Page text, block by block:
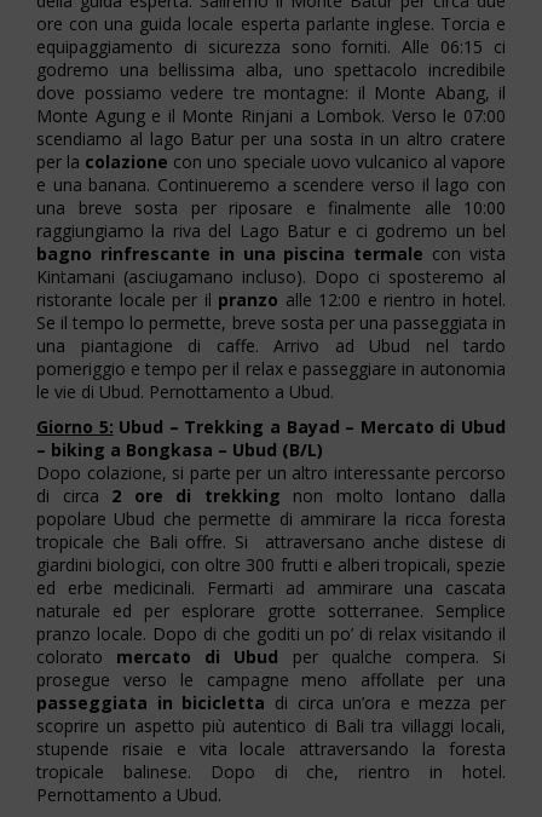
ore con una guida locale esperta parlante inglese. Torcia e
equipaggiamento di sicurezza sono forniti. Alle 06:15 ci
godremo una bellissima alba, uno spettacolo incredibile
dove possiamo vedere tre montagne: il Monte Abang, il
Monte Agung e il Monte Rinjani a Lombok. Verso le 07:00
scendiamo al lago Batur per una sosta in un altro cratere
per la colazione con uno speciale uovo vulcanico al vapore
e una banana. Continueremo a scendere verso il lago con
una breve sosta per riposare e finalmente alle 10:00
raggiungiamo la riva del Lago Batur e ci godremo un bel
bagno rinfrescante in una piscina termale con vista
Kintamani (asciugamano incluso). Dopo ci sposteremo al
ristorante locale per il pranzo alle 12:00 e rientro in hotel.
Se il tempo lo permette, breve sosta per una passeggiata in
una piantagione di caffe. Arrivo ad Ubud nel tardo
pomeriggio e tempo per il relax e passeggiare in autonomia
le vie di Ubud. Pernottamento a Ubud.
Giorno 5: Ubud – Trekking a Bayad – Mercato di Ubud
– biking a Bongkasa – Ubud (B/L)
Dopo colazione, si parte per un altro interessante percorso
di circa 2 ore di trekking non molto lontano dalla
popolare Ubud che permette di ammirare la ricca foresta
tropicale che Bali offre. Si attraversano anche distese di
giardini biologici, con oltre 300 frutti e alberi tropicali, spezie
ed erbe medicinali. Fermarti ad ammirare una cascata
naturale ed per esplorare grotte sotterranee. Semplice
pranzo locale. Dopo di che goditi un po’ di relax visitando il
colorato mercato di Ubud per qualche compera. Si
prosegue verso le campagne meno affollate per una
passeggiata in bicicletta di circa un’ora e mezza per
scoprire un aspetto più autentico di Bali tra villaggi locali,
stupende risaie e vita locale attraversando la foresta
tropicale balinese. Dopo di che, rientro in hotel.
Pernottamento a Ubud.